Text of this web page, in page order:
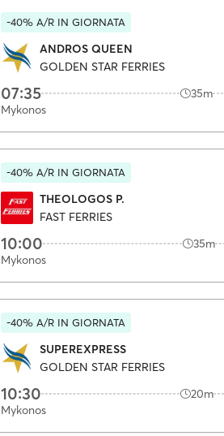
-40% A/R IN GIORNATA
ANDROS QUEEN
GOLDEN STAR FERRIES
07:35 35m
Mykonos
-40% A/R IN GIORNATA
THEOLOGOS P.
FAST FERRIES
10:00 35m
Mykonos
-40% A/R IN GIORNATA
SUPEREXPRESS
GOLDEN STAR FERRIES
10:30 20m
Mykonos